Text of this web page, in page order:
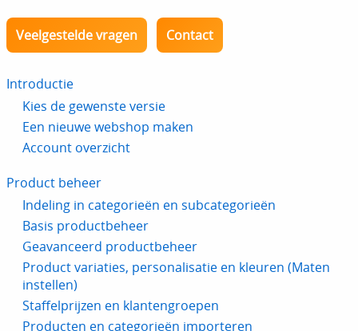
Veelgestelde vragen Contact
Introductie
Kies de gewenste versie
Een nieuwe webshop maken
Account overzicht
Product beheer
Indeling in categorieën en subcategorieën
Basis productbeheer
Geavanceerd productbeheer
Product variaties, personalisatie en kleuren (Maten
instellen)
Staffelprijzen en klantengroepen
Producten en categorieën importeren